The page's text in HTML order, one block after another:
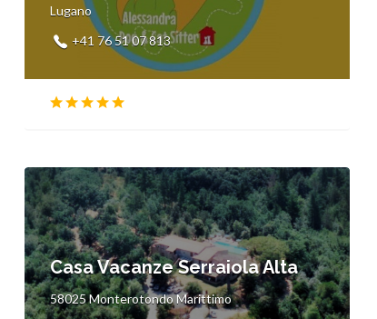
Lugano
+41 76 51 07 813
Casa Vacanze Serraiola Alta
58025 Monterotondo Marittimo